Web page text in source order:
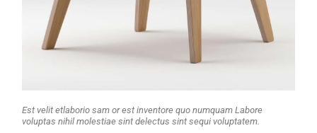
Est velit etlaborio sam or est inventore quo numquam Labore
voluptas nihil molestiae sint delectus sint sequi voluptatem.